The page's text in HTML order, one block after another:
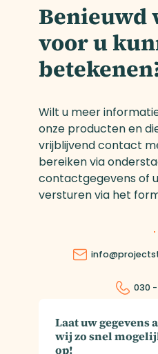
Benieuwd
voor u
Wilt u meer
onze producten en
vrijblijvend contact
bereiken via
contactgegevens of
versturen via het
030 -
Laat uw gegevens
wij zo snel
op!